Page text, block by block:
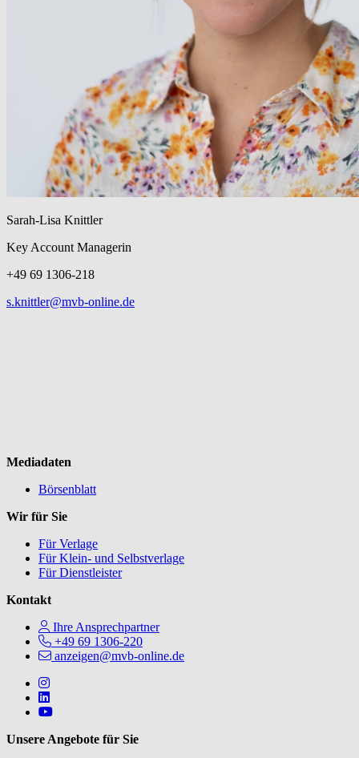
Sarah-Lisa Knittler
Key Account Managerin
+49 69 1306-218
s.knittler@mvb-online.de
Mediadaten
Börsenblatt
Wir für Sie
Für Verlage
Für Klein- und Selbstverlage
Für Dienstleister
Kontakt
Ihre Ansprechpartner
+49 69 1306-220
anzeigen@mvb-online.de
Follow us on https://www.instagram.com/lifeatmvb/
Follow us on https://www.linkedin.com/company/mvbbooks
Follow us on https://www.youtube.com/@mvbbooks
Unsere Angebote für Sie